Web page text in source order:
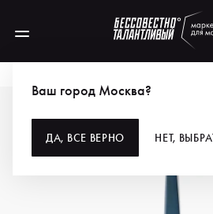
Ваш город Москва?
ДА, ВСЕ ВЕРНО НЕТ,